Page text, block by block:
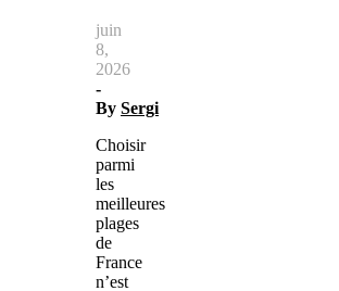
juin
8,
2026
-
By Sergi
Choisir
parmi
les
meilleures
plages
de
France
n’est